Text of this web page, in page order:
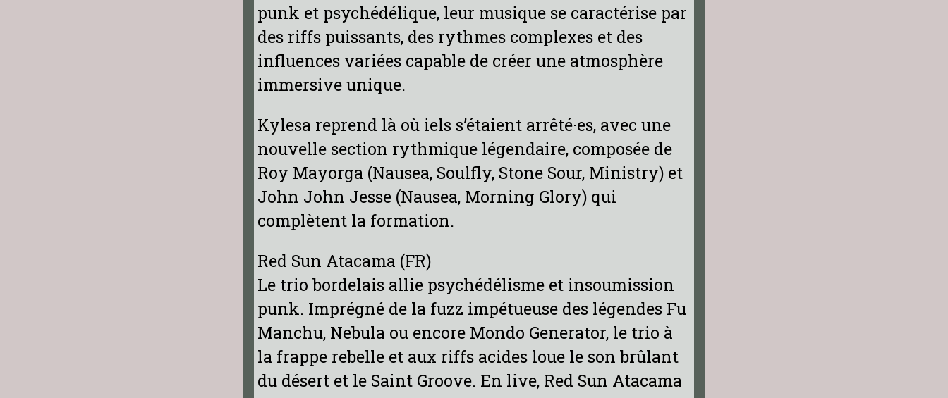
punk et psychédélique, leur musique se caractérise par
des riffs puissants, des rythmes complexes et des
influences variées capable de créer une atmosphère
immersive unique.
Kylesa reprend là où iels s’étaient arrêté·es, avec une
nouvelle section rythmique légendaire, composée de
Roy Mayorga (Nausea, Soulfly, Stone Sour, Ministry) et
John John Jesse (Nausea, Morning Glory) qui
complètent la formation.
Red Sun Atacama (FR)
Le trio bordelais allie psychédélisme et insoumission
punk. Imprégné de la fuzz impétueuse des légendes Fu
Manchu, Nebula ou encore Mondo Generator, le trio à
la frappe rebelle et aux riffs acides loue le son brûlant
du désert et le Saint Groove. En live, Red Sun Atacama